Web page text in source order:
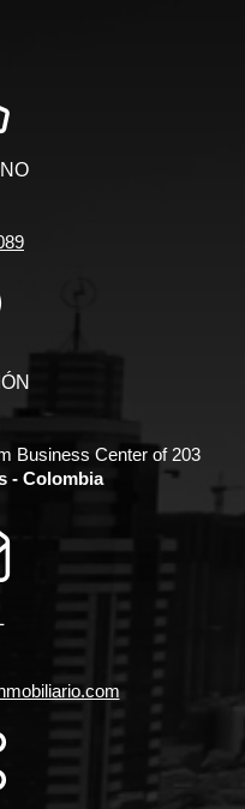
Business Center of 203
- Colombia